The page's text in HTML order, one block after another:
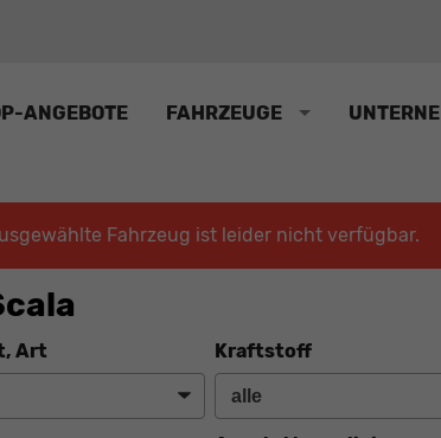
ANGEBOTE FAHRZEUGE
Fahrzeug ist leider nicht verfügbar.
Art Kraftstoff